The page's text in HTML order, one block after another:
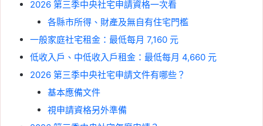
2026 第三季中央社宅申請資格一次看
各縣市所得、財產及無自有住宅門檻
一般家庭社宅租金：最低每月 7,160 元
低收入戶、中低收入戶租金：最低每月 4,660 元
2026 第三季中央社宅申請文件有哪些？
基本應備文件
視申請資格另外準備